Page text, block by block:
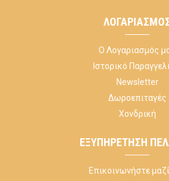
Ο Λογαριασμός
Ιστορικό
Newsletter
Δωροεπιταγές
Χονδρική
ΕΞΥΠΗΡΈΤΗΣΗ
Επικοινωνήστε